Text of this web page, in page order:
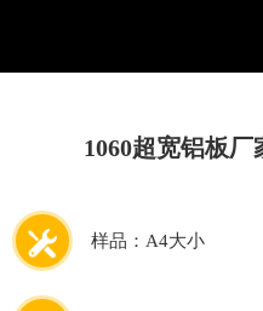
1060超宽铝板厂
样品：A4大小